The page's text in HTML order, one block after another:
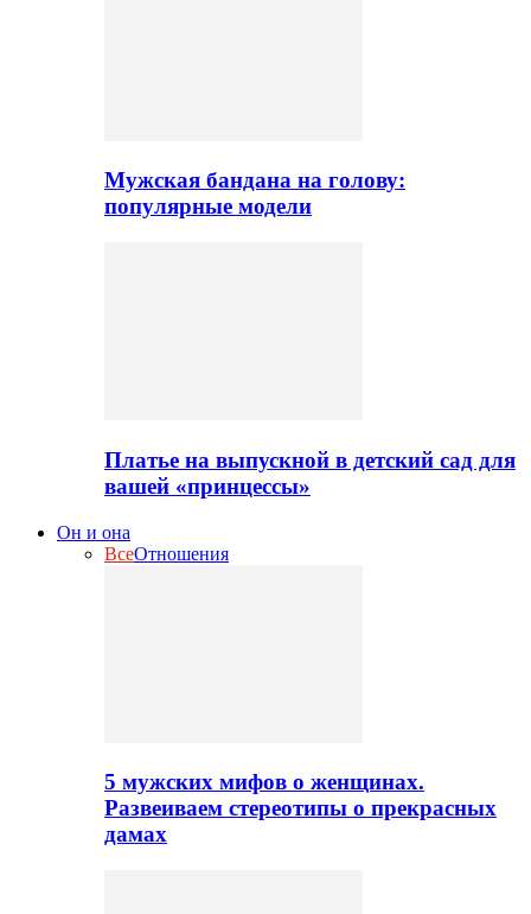
Мужская бандана на голову:
популярные модели
Платье на выпускной в детский сад для
вашей «принцессы»
Он и она
ВсеОтношения
5 мужских мифов о женщинах.
Развеиваем стереотипы о прекрасных
дамах